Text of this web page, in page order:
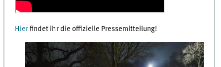
Hierfindet ihr die offizielle Pressemitteilung!